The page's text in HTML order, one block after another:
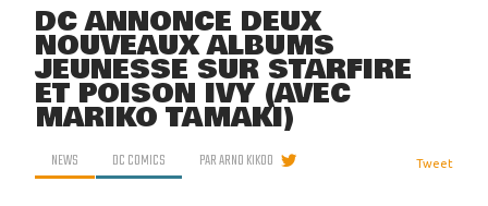
DC ANNONCE DEUX
NOUVEAUX ALBUMS
JEUNESSE SUR STARFIRE
ET POISON IVY (AVEC
MARIKO TAMAKI)
NEWS DC COMICS PARARNO KIKOO Tweet